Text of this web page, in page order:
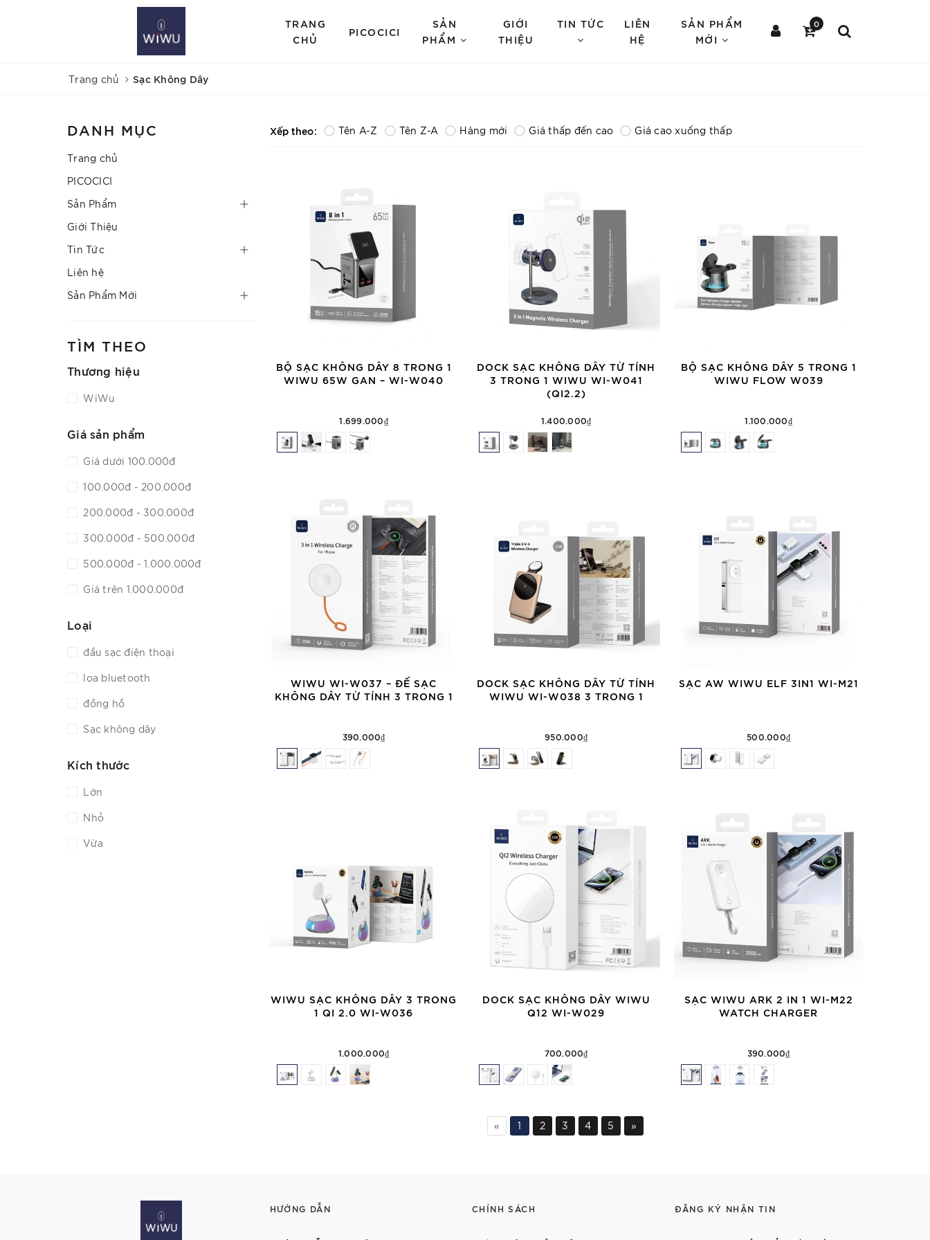
TRANG
CHỦ
PICOCICI
SẢN
PHẨM
GIỚI
THIỆU
TIN TỨC
LIÊN
HỆ
SẢN PHẨM
MỚI
0
Trang chủ Sạc Không Dây
Xếp theo: Tên A-Z Tên Z-A Hàng mới Giá thấp đến cao Giá cao xuống thấp
BỘ SẠC KHÔNG DÂY 8 TRONG 1
WIWU 65W GAN – WI-W040
1.699.000₫
DOCK SẠC KHÔNG DÂY TỪ TÍNH
3 TRONG 1 WIWU WI-W041
(QI2.2)
1.400.000₫
BỘ SẠC KHÔNG DÂY 5 TRONG 1
WIWU FLOW W039
1.100.000₫
WIWU WI-W037 – ĐẾ SẠC
KHÔNG DÂY TỪ TÍNH 3 TRONG 1
390.000₫
DOCK SẠC KHÔNG DÂY TỪ TÍNH
WIWU WI-W038 3 TRONG 1
950.000₫
SẠC AW WIWU ELF 3IN1 WI-M21
500.000₫
WIWU SẠC KHÔNG DÂY 3 TRONG
1 QI 2.0 WI-W036
1.000.000₫
DOCK SẠC KHÔNG DÂY WIWU
Q12 WI-W029
700.000₫
SẠC WIWU ARK 2 IN 1 WI-M22
WATCH CHARGER
390.000₫
« 1 2 3 4 5 »
DANH MỤC
Trang chủ
PICOCICI
Sản Phẩm
Giới Thiệu
Tin Tức
Liên hệ
Sản Phẩm Mới
TÌM THEO
Thương hiệu
WiWu
Giá sản phẩm
Giá dưới 100.000đ
100.000đ - 200.000đ
200.000đ - 300.000đ
300.000đ - 500.000đ
500.000đ - 1.000.000đ
Giá trên 1.000.000đ
Loại
đầu sạc điện thoại
loa bluetooth
đồng hồ
Sạc không dây
Kích thước
Lớn
Nhỏ
Vừa
HƯỚNG DẪN CHÍNH SÁCH ĐĂNG KÝ NHẬN TIN